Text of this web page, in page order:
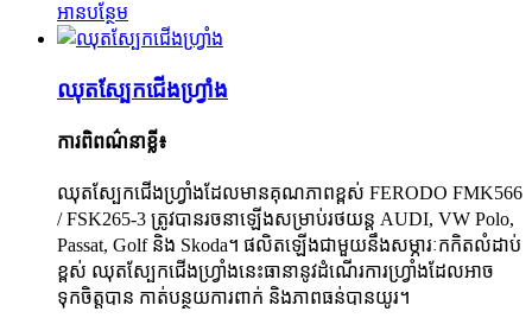
អានបន្ថែម
ឈុតស្បែកជើងហ្វ្រាំង
ការពិពណ៌នាខ្លី៖
ឈុតស្បែកជើងហ្វ្រាំងដែលមានគុណភាពខ្ពស់ FERODO FMK566
/ FSK265-3 ត្រូវបានរចនាឡើងសម្រាប់រថយន្ត AUDI, VW Polo,
Passat, Golf និង Skoda។ ផលិតឡើងជាមួយនឹងសម្ភារៈកកិតលំដាប់
ខ្ពស់ ឈុតស្បែកជើងហ្វ្រាំងនេះធានានូវដំណើរការហ្វ្រាំងដែលអាច
ទុកចិត្តបាន កាត់បន្ថយការពាក់ និងភាពធន់បានយូរ។